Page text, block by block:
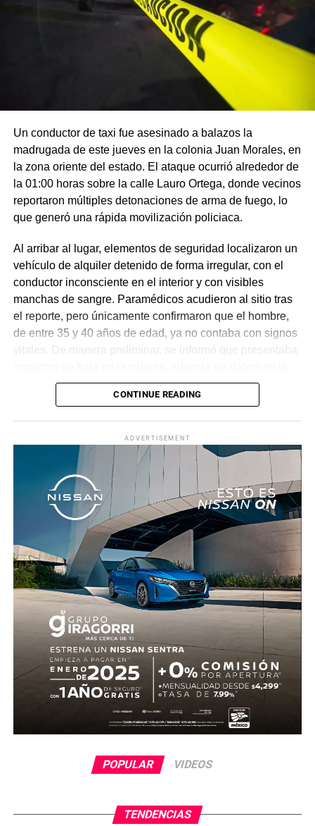
Un conductor de taxi fue asesinado a balazos la
madrugada de este jueves en la colonia Juan Morales, en
la zona oriente del estado. El ataque ocurrió alrededor de
la 01:00 horas sobre la calle Lauro Ortega, donde vecinos
reportaron múltiples detonaciones de arma de fuego, lo
que generó una rápida movilización policiaca.
Al arribar al lugar, elementos de seguridad localizaron un
vehículo de alquiler detenido de forma irregular, con el
conductor inconsciente en el interior y con visibles
manchas de sangre. Paramédicos acudieron al sitio tras
el reporte, pero únicamente confirmaron que el hombre,
de entre 35 y 40 años de edad, ya no contaba con signos
vitales. De manera preliminar, se informó que presentaba
puerta del lado del conductor.
realizaron las diligencias correspondientes y el
levantamiento del cuerpo. Hasta el momento no se
cuenta con información sobre los agresores, y el cadáver
fue trasladado al Servicio Médico Forense en espera de
ser identificado, en tanto continúan las investigaciones.
CONTINUE READING
ADVERTISEMENT
POPULAR VIDEOS
TENDENCIAS